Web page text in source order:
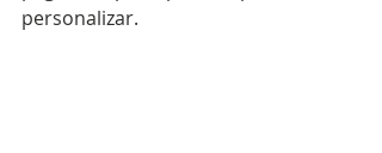
personalizar.